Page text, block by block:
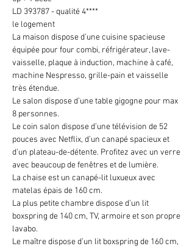
LD 393787 - qualité 4****
le logement
La maison dispose d’une cuisine spacieuse
équipée pour four combi, réfrigérateur, lave-
vaisselle, plaque à induction, machine à café,
machine Nespresso, grille-pain et vaisselle
très étendue.
Le salon dispose d’une table gigogne pour max
8 personnes.
Le coin salon dispose d’une télévision de 52
pouces avec Netflix, d’un canapé spacieux et
d’un plateau-de-détente. Profitez avec un verre
avec beaucoup de fenêtres et de lumière.
La chaise est un canapé-lit luxueux avec
matelas épais de 160 cm.
La plus petite chambre dispose d’un lit
boxspring de 140 cm, TV, armoire et son propre
lavabo.
Le maître dispose d’un lit boxspring de 160 cm,